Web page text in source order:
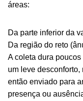
áreas:
Da parte inferior da
Da região do reto
A coleta dura
um leve
então enviado para
presença ou